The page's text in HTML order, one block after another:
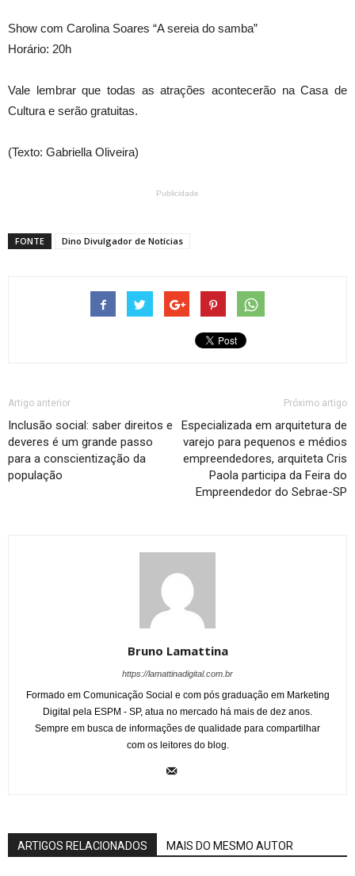
Show com Carolina Soares “A sereia do samba”
Horário: 20h
Vale lembrar que todas as atrações acontecerão na Casa de
Cultura e serão gratuitas.
(Texto: Gabriella Oliveira)
Publicidade
FONTE Dino Divulgador de Notícias
Artigo anterior
Inclusão social: saber direitos e
deveres é um grande passo
para a conscientização da
população
Próximo artigo
Especializada em arquitetura de
varejo para pequenos e médios
empreendedores, arquiteta Cris
Paola participa da Feira do
Empreendedor do Sebrae-SP
Bruno Lamattina
https://lamattinadigital.com.br
Formado em Comunicação Social e com pós graduação em Marketing
Digital pela ESPM - SP, atua no mercado há mais de dez anos.
Sempre em busca de informações de qualidade para compartilhar
com os leitores do blog.
ARTIGOS RELACIONADOS MAIS DO MESMO AUTOR